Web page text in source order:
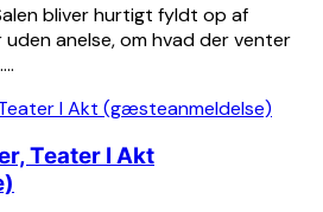
bliver hurtigt fyldt op af
anelse, om hvad der venter
Teater I Akt